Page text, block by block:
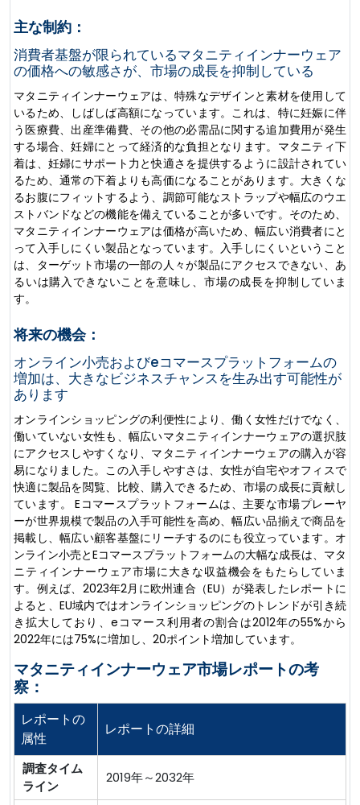
主な制約：
消費者基盤が限られているマタニティインナーウェア
の価格への敏感さが、市場の成長を抑制している
マタニティインナーウェアは、特殊なデザインと素材を使用して
いるため、しばしば高額になっています。これは、特に妊娠に伴
う医療費、出産準備費、その他の必需品に関する追加費用が発生
する場合、妊婦にとって経済的な負担となります。マタニティ下
着は、妊婦にサポート力と快適さを提供するように設計されてい
るため、通常の下着よりも高価になることがあります。大きくな
るお腹にフィットするよう、調節可能なストラップや幅広のウエ
ストバンドなどの機能を備えていることが多いです。そのため、
マタニティインナーウェアは価格が高いため、幅広い消費者にと
って入手しにくい製品となっています。入手しにくいということ
は、ターゲット市場の一部の人々が製品にアクセスできない、あ
るいは購入できないことを意味し、市場の成長を抑制していま
す。
将来の機会：
オンライン小売およびeコマースプラットフォームの
増加は、大きなビジネスチャンスを生み出す可能性が
あります
オンラインショッピングの利便性により、働く女性だけでなく、
働いていない女性も、幅広いマタニティインナーウェアの選択肢
にアクセスしやすくなり、マタニティインナーウェアの購入が容
易になりました。この入手しやすさは、女性が自宅やオフィスで
快適に製品を閲覧、比較、購入できるため、市場の成長に貢献し
ています。 Eコマースプラットフォームは、主要な市場プレーヤ
ーが世界規模で製品の入手可能性を高め、幅広い品揃えで商品を
掲載し、幅広い顧客基盤にリーチするのにも役立っています。オ
ンライン小売とEコマースプラットフォームの大幅な成長は、マタ
ニティインナーウェア市場に大きな収益機会をもたらしていま
す。例えば、2023年2月に欧州連合（EU）が発表したレポートに
よると、EU域内ではオンラインショッピングのトレンドが引き続
き拡大しており、eコマース利用者の割合は2012年の55%から
2022年には75%に増加し、20ポイント増加しています。
マタニティインナーウェア市場レポートの考
察：
レポートの
属性
レポートの詳細
調査タイム
ライン
2019年～2032年